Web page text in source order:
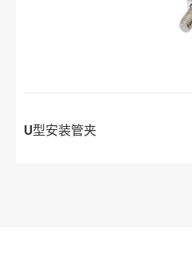
U型安装管夹